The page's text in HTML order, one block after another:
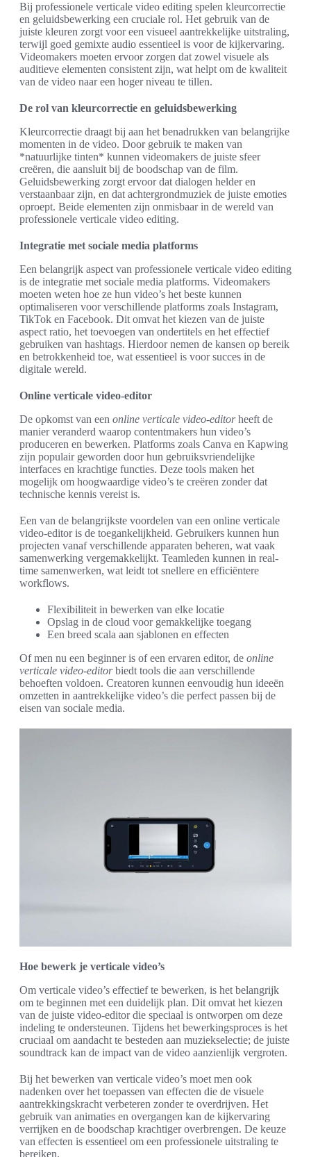
Bij professionele verticale video editing spelen kleurcorrectie
en geluidsbewerking een cruciale rol. Het gebruik van de
juiste kleuren zorgt voor een visueel aantrekkelijke uitstraling,
terwijl goed gemixte audio essentieel is voor de kijkervaring.
Videomakers moeten ervoor zorgen dat zowel visuele als
auditieve elementen consistent zijn, wat helpt om de kwaliteit
van de video naar een hoger niveau te tillen.
De rol van kleurcorrectie en geluidsbewerking
Kleurcorrectie draagt bij aan het benadrukken van belangrijke
momenten in de video. Door gebruik te maken van
*natuurlijke tinten* kunnen videomakers de juiste sfeer
creëren, die aansluit bij de boodschap van de film.
Geluidsbewerking zorgt ervoor dat dialogen helder en
verstaanbaar zijn, en dat achtergrondmuziek de juiste emoties
oproept. Beide elementen zijn onmisbaar in de wereld van
professionele verticale video editing.
Integratie met sociale media platforms
Een belangrijk aspect van professionele verticale video editing
is de integratie met sociale media platforms. Videomakers
moeten weten hoe ze hun video’s het beste kunnen
optimaliseren voor verschillende platforms zoals Instagram,
TikTok en Facebook. Dit omvat het kiezen van de juiste
aspect ratio, het toevoegen van ondertitels en het effectief
gebruiken van hashtags. Hierdoor nemen de kansen op bereik
en betrokkenheid toe, wat essentieel is voor succes in de
digitale wereld.
Online verticale video-editor
De opkomst van een online verticale video-editorheeft de
manier veranderd waarop contentmakers hun video’s
produceren en bewerken. Platforms zoals Canva en Kapwing
zijn populair geworden door hun gebruiksvriendelijke
interfaces en krachtige functies. Deze tools maken het
mogelijk om hoogwaardige video’s te creëren zonder dat
technische kennis vereist is.
Een van de belangrijkste voordelen van een online verticale
video-editor is de toegankelijkheid. Gebruikers kunnen hun
projecten vanaf verschillende apparaten beheren, wat vaak
samenwerking vergemakkelijkt. Teamleden kunnen in real-
time samenwerken, wat leidt tot snellere en efficiëntere
workflows.
Flexibiliteit in bewerken van elke locatie
Opslag in de cloud voor gemakkelijke toegang
Een breed scala aan sjablonen en effecten
Of men nu een beginner is of een ervaren editor, de online
verticale video-editorbiedt tools die aan verschillende
behoeften voldoen. Creatoren kunnen eenvoudig hun ideeën
omzetten in aantrekkelijke video’s die perfect passen bij de
eisen van sociale media.
Hoe bewerk je verticale video’s
Om verticale video’s effectief te bewerken, is het belangrijk
om te beginnen met een duidelijk plan. Dit omvat het kiezen
van de juiste video-editor die speciaal is ontworpen om deze
indeling te ondersteunen. Tijdens het bewerkingsproces is het
cruciaal om aandacht te besteden aan muziekselectie; de juiste
soundtrack kan de impact van de video aanzienlijk vergroten.
Bij het bewerken van verticale video’s moet men ook
nadenken over het toepassen van effecten die de visuele
aantrekkingskracht verbeteren zonder te overdrijven. Het
gebruik van animaties en overgangen kan de kijkervaring
verrijken en de boodschap krachtiger overbrengen. De keuze
van effecten is essentieel om een professionele uitstraling te
bereiken.